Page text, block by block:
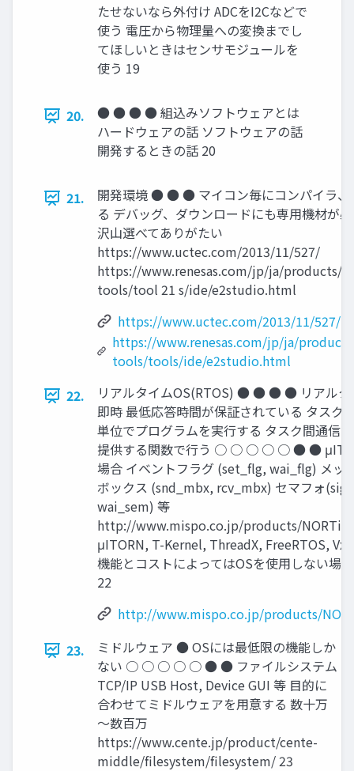
たせないなら外付け ADCをI2Cなどで
使う 電圧から物理量への変換までし
てほしいときはセンサモジュールを
使う 19
20.
● ● ● ● 組込みソフトウェアとは
ハードウェアの話 ソフトウェアの話
開発するときの話 20
21.
開発環境 ● ● ● マイコン毎にコンパイラ、
る デバッグ、ダウンロードにも専用機材が
沢山選べてありがたい
https://www.uctec.com/2013/11/527/
https://www.renesas.com/jp/ja/products/
tools/tool 21 s/ide/e2studio.html
https://www.uctec.com/2013/11/527/
https://www.renesas.com/jp/ja/
tools/tools/ide/e2studio.html
22.
リアルタイムOS(RTOS) ● ● ● ● リアル
即時 最低応答時間が保証されている タスク
単位でプログラムを実行する タスク間通信
提供する関数で行う ○ ○ ○ ○ ○ ● ●
場合 イベントフラグ (set_flg, wai_flg) メッ
ボックス (snd_mbx, rcv_mbx) セマフォ
wai_sem) 等
http://www.mispo.co.jp/products/NORTi/
μITORN, T-Kernel, ThreadX, FreeRTOS,
機能とコストによってはOSを使用しない場
22
http://www.mispo.co.jp/products/
23.
ミドルウェア ● OSには最低限の機能しか
ない ○ ○ ○ ○ ○ ● ● ファイルシステム
TCP/IP USB Host, Device GUI 等 目的に
合わせてミドルウェアを用意する 数十万
～数百万
https://www.cente.jp/product/cente-
middle/filesystem/filesystem/ 23